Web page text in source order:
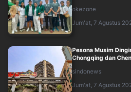
okezone
Jum'at, 7 Agustus
Pesona Musim
Chongqing dan
sindonews
Jum'at, 7 Agustus